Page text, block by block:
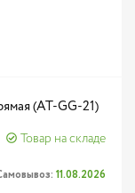
(AT-GG-21)
Товар на складе
11.08.2026